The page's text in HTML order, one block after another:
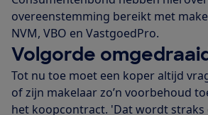
overeenstemming bereikt met
NVM, VBO en VastgoedPro.
Volgorde
Tot nu toe moet een koper altijd
of zijn makelaar zo’n voorbehoud
het koopcontract. 'Dat wordt